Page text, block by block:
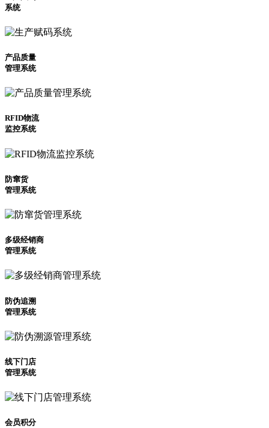
系统
产品质量
管理系统
RFID物流
监控系统
防窜货
管理系统
多级经销商
管理系统
防伪追溯
管理系统
线下门店
管理系统
会员积分